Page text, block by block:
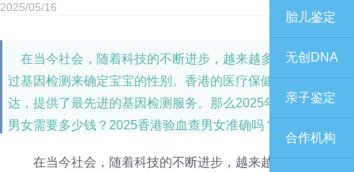
胎儿鉴定
无创DNA
亲子鉴定
合作机构
2025/05/16
在当今社会，随着科技的不断进步，越来越多的人选择通
过基因检测来确定宝宝的性别。香港的医疗保健领域非常发
达，提供了最先进的基因检测服务。那么2025年香港验血查
男女需要多少钱？2025香港验血查男女准确吗？
在当今社会，随着科技的不断进步，越来越多的人选择